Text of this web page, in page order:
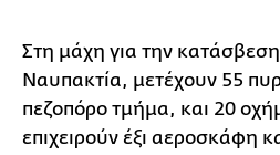
Στη μάχη για την
Ναυπακτία, μετέχουν 55
πεζοπόρο τμήμα, και 20
επιχειρούν έξι αεροσκάφη